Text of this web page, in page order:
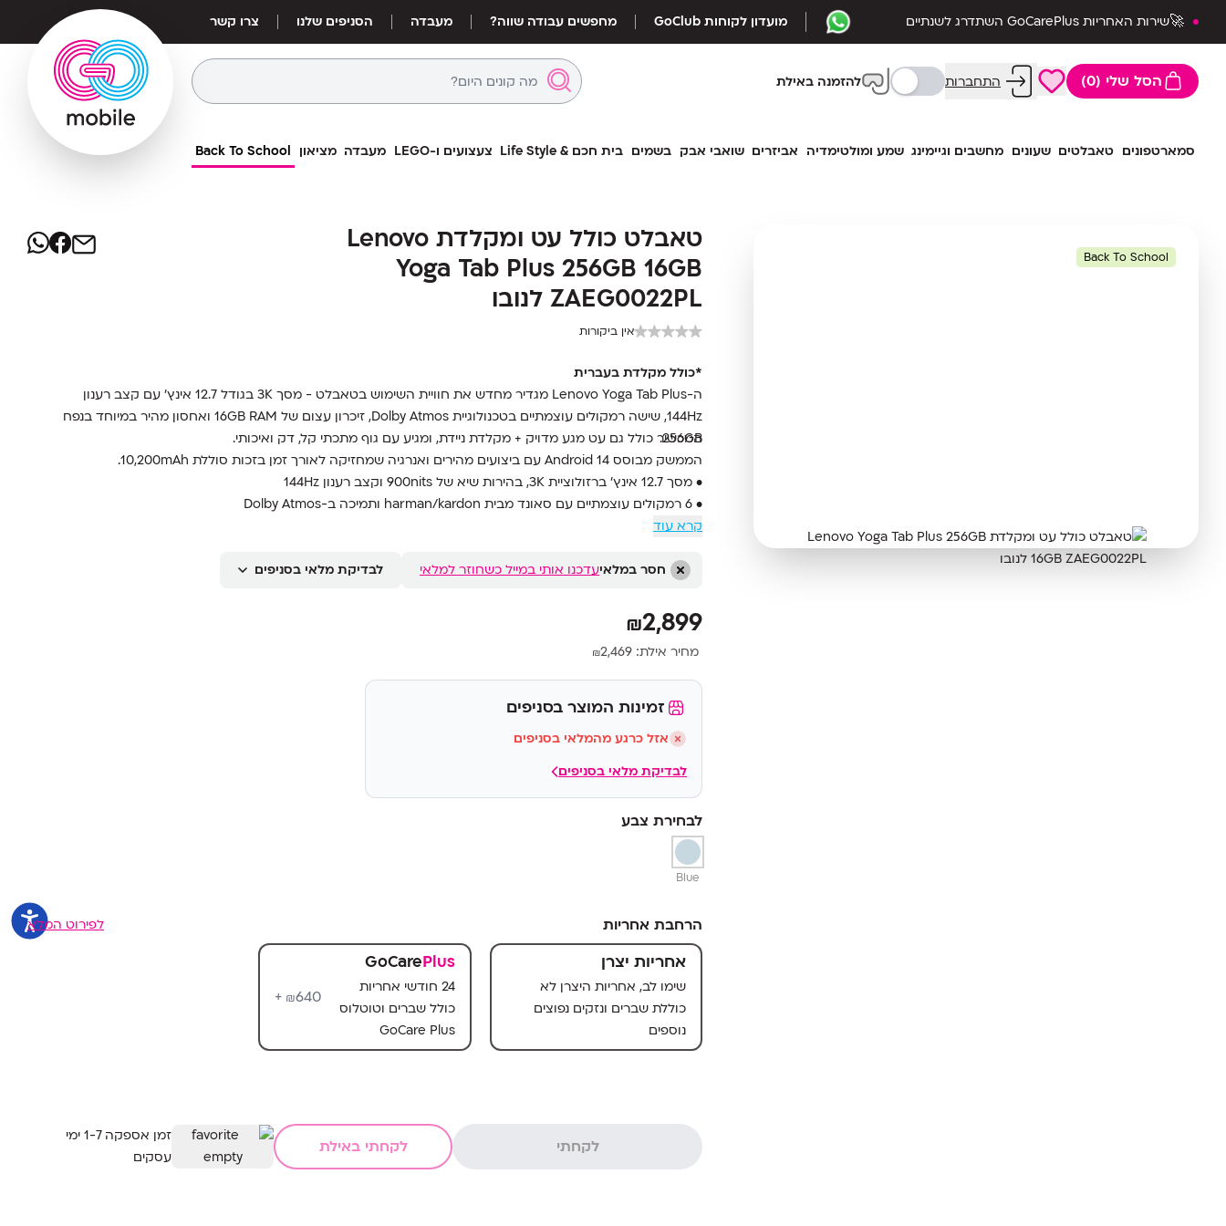
🚀שירות האחריות GoCarePlus השתדרג לשנתיים
שלמות🛡️
מועדון לקוחות GoClub מחפשים עבודה שווה? מעבדה הסניפים שלנו צרו קשר
הסל שלי (0) התחברות להזמנה באילת
סמארטפונים טאבלטים שעונים מחשבים וגיימינג שמע ומולטימדיה אביזרים שואבי אבק בשמים בית חכם & Life Style צעצועים ו-LEGO מעבדה מציאון Back To School
Tab Plus 256GB 16GB ZAEG0022PL
לנובו
Back To School
טאבלט כולל עט ומקלדת Lenovo
Yoga Tab Plus 256GB 16GB
ZAEG0022PL לנובו
אין ביקורות
*כולל מקלדת בעברית
ה-Lenovo Yoga Tab Plus מגדיר מחדש את חוויית השימוש בטאבלט - מסך 3K בגודל 12.7 אינץ' עם קצב רענון
144Hz, שישה רמקולים עוצמתיים בטכנולוגיית Dolby Atmos, זיכרון עצום של 16GB RAM ואחסון מהיר במיוחד בנפח
256GB.
המכשיר כולל גם עט מגע מדויק + מקלדת ניידת, ומגיע עם גוף מתכתי קל, דק ואיכותי.
הממשק מבוסס Android 14 עם ביצועים מהירים ואנרגיה שמחזיקה לאורך זמן בזכות סוללת 10,200mAh.
• מסך 12.7 אינץ’ ברזולוציית 3K, בהירות שיא של 900nits וקצב רענון 144Hz
• 6 רמקולים עוצמתיים עם סאונד מבית harman/kardon ותמיכה ב-Dolby Atmos
• מעבד Snapdragon 8 Gen 3 לביצועים מתקדמים
• כולל עט מגע ומקלדת מקורית של Lenovo
• חיבור USB-C עם תמיכה בהטענה מהירה ויציאת מסך
• חיישן טביעת אצבע בכפתור ההפעלה
• עמידות לאבק והתזות – תקן IP53
קרא עוד
חסר במלאיעדכנו אותי במייל כשחוזר למלאי לבדיקת מלאי בסניפים
₪2,899
מחיר אילת: ₪2,469
זמינות המוצר בסניפים
אזל כרגע מהמלאי בסניפים
לבדיקת מלאי בסניפים
לבחירת צבע
Blue
הרחבת אחריות לפירוט המלא
אחריות יצרן
שימו לב, אחריות היצרן לא
כוללת שברים ונזקים נפוצים
נוספים
GoCarePlus
24 חודשי אחריות
כולל שברים וטוטלוס
GoCare Plus
₪640+
לקחתי לקחתי באילת
זמן אספקה 1-7 ימי
עסקים